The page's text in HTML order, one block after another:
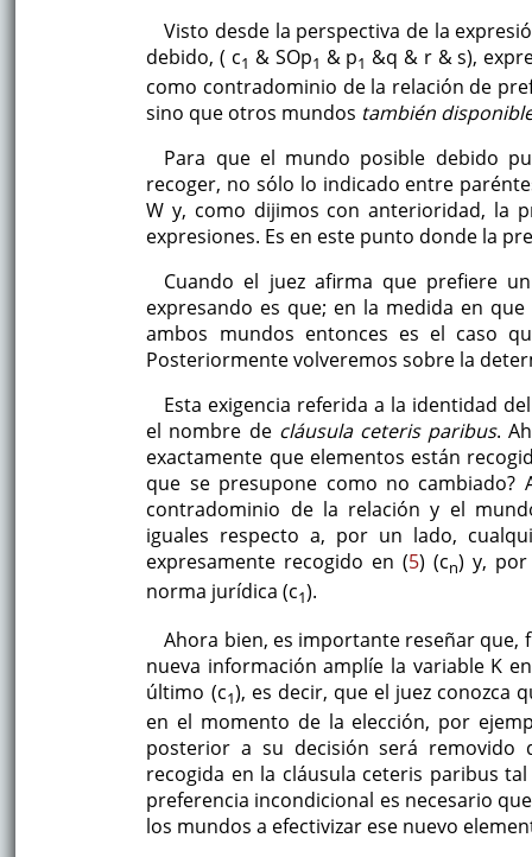
Visto desde la perspectiva de la
debido, ( c1 & SOp1 & p1 &q & r & s),
como contradominio de la relación de
sino que otros mundos también
Para que el mundo posible debido
recoger, no sólo lo indicado entre
W y, como dijimos con anterioridad, la
expresiones. Es en este punto donde la
Cuando el juez afirma que prefiere
expresando es que; en la medida en
ambos mundos entonces es el caso
Posteriormente volveremos sobre la
Esta exigencia referida a la identidad
el nombre de cláusula ceteris paribus.
exactamente que elementos están
que se presupone como no
contradominio de la relación y el
iguales respecto a, por un lado,
expresamente recogido en (5) (cn) y, por
norma jurídica (c1).
Ahora bien, es importante reseñar que,
nueva información amplíe la variable K
último (c1), es decir, que el juez conozca
en el momento de la elección, por
posterior a su decisión será removido
recogida en la cláusula ceteris paribus
preferencia incondicional es necesario
los mundos a efectivizar ese nuevo